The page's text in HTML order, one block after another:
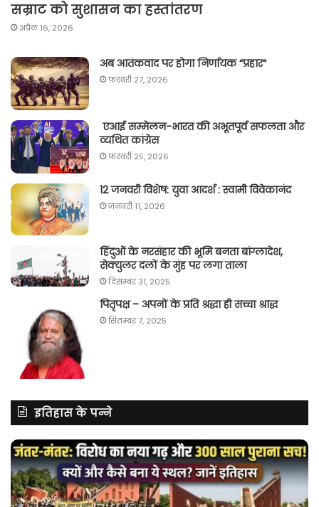
सम्राट को सुशासन का हस्तांतरण
अप्रैल 16, 2026
अब आतंकवाद पर होगा निर्णायक “प्रहार“
फ़रवरी 27, 2026
एआई सम्मेलन-भारत की अभूतपूर्व सफलता और
व्यथित कांग्रेस
फ़रवरी 25, 2026
12 जनवरी विशेष: युवा आदर्श : स्वामी विवेकानंद
जनवरी 11, 2026
हिंदुओं के नरसंहार की भूमि बनता बांग्लादेश,
सेक्युलर दलों के मुंह पर लगा ताला
दिसम्बर 31, 2025
पितृपक्ष – अपनों के प्रति श्रद्धा ही सच्चा श्राद्ध
सितम्बर 7, 2025
इतिहास के पन्ने